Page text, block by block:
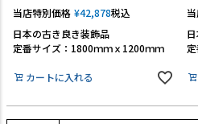
当店特別価格 ¥42,878税込
日本の古き良き装飾品
定番サイズ：1800ｍｍｘ1200ｍｍ
カートに入れる